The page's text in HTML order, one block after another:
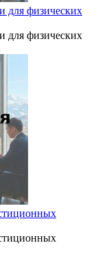
физических
физических